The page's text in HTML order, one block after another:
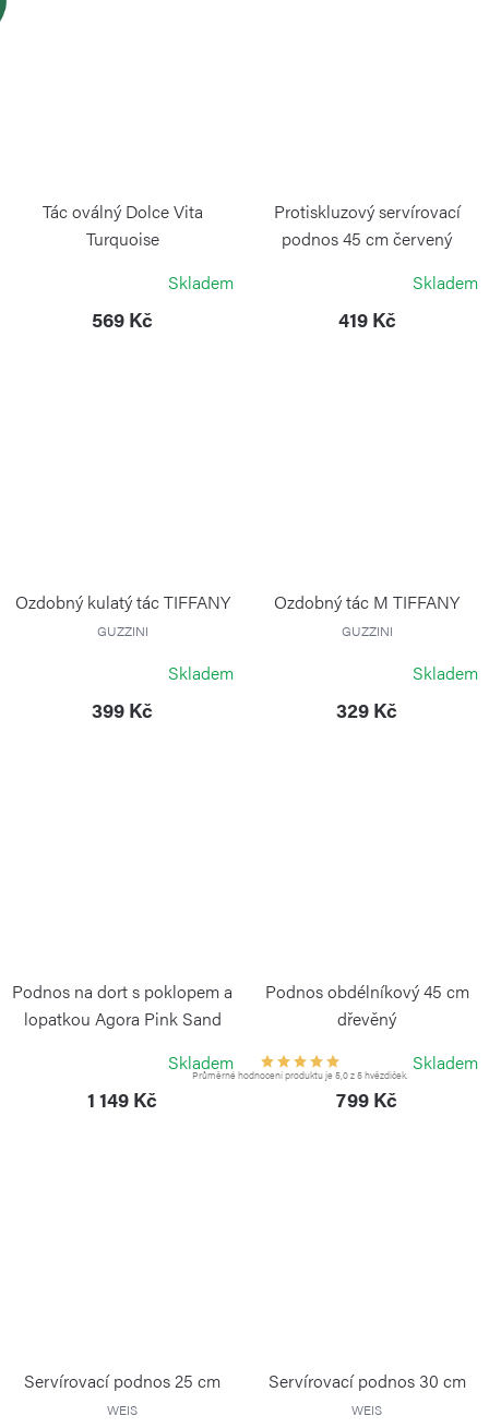
Tác oválný Dolce Vita
Turquoise
Skladem
569 Kč
Protiskluzový servírovací
podnos 45 cm červený
Skladem
419 Kč
Ozdobný kulatý tác TIFFANY
GUZZINI
Skladem
399 Kč
Ozdobný tác M TIFFANY
GUZZINI
Skladem
329 Kč
Podnos na dort s poklopem a
lopatkou Agora Pink Sand
Skladem
1 149 Kč
Podnos obdélníkový 45 cm
dřevěný
Průměrné hodnocení produktu je 5,0 z 5 hvězdiček.
Skladem
799 Kč
Servírovací podnos 25 cm
WEIS
Servírovací podnos 30 cm
WEIS